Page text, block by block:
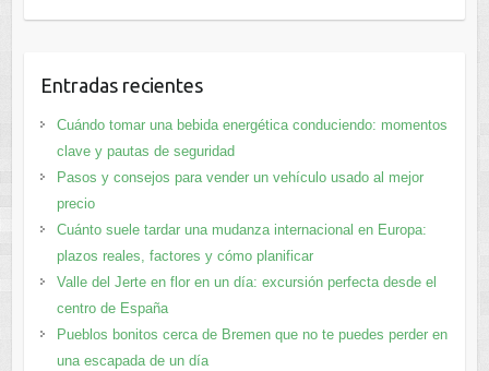
Entradas recientes
Cuándo tomar una bebida energética conduciendo: momentos
clave y pautas de seguridad
Pasos y consejos para vender un vehículo usado al mejor
precio
Cuánto suele tardar una mudanza internacional en Europa:
plazos reales, factores y cómo planificar
Valle del Jerte en flor en un día: excursión perfecta desde el
centro de España
Pueblos bonitos cerca de Bremen que no te puedes perder en
una escapada de un día